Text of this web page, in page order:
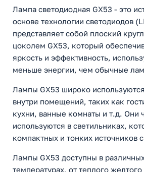
Лампа светодиодная GX53 - это
основе технологии светодиодов
представляет собой плоский
цоколем GX53, который
яркость и эффективность,
меньше энергии, чем обычные
Лампы GX53 широко
внутри помещений, таких как
кухни, ванные комнаты и т.д. Они
используются в светильниках,
компактных и тонких источников
Лампы GX53 доступны в
температурах, от теплого